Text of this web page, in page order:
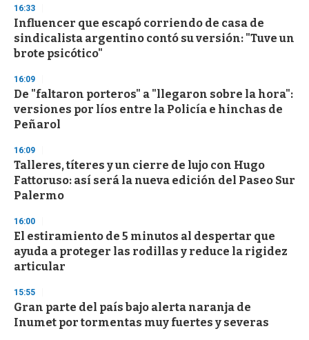
s
e
c
o
n
16:33
Influencer que escapó corriendo de casa de
sindicalista argentino contó su versión: "Tuve un
brote psicótico"
16:09
De "faltaron porteros" a "llegaron sobre la hora":
versiones por líos entre la Policía e hinchas de
Peñarol
16:09
Talleres, títeres y un cierre de lujo con Hugo
Fattoruso: así será la nueva edición del Paseo Sur
Palermo
16:00
El estiramiento de 5 minutos al despertar que
ayuda a proteger las rodillas y reduce la rigidez
articular
15:55
Gran parte del país bajo alerta naranja de
Inumet por tormentas muy fuertes y severas